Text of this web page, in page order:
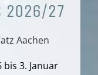
27
Aachen
3. Januar